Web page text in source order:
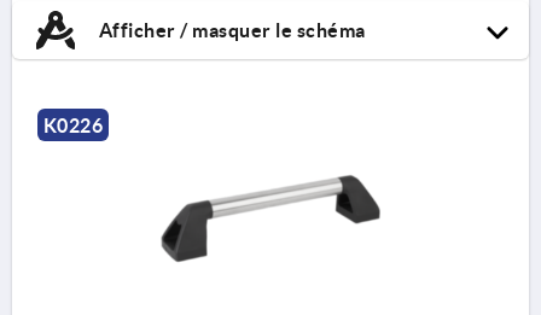
Afficher / masquer le schéma
K0226